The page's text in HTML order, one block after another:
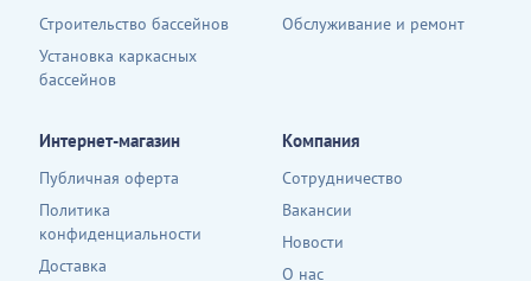
Строительство бассейнов
Установка каркасных
бассейнов
Обслуживание и ремонт
Интернет-магазин
Публичная оферта
Политика
конфиденциальности
Доставка
Компания
Сотрудничество
Вакансии
Новости
О нас